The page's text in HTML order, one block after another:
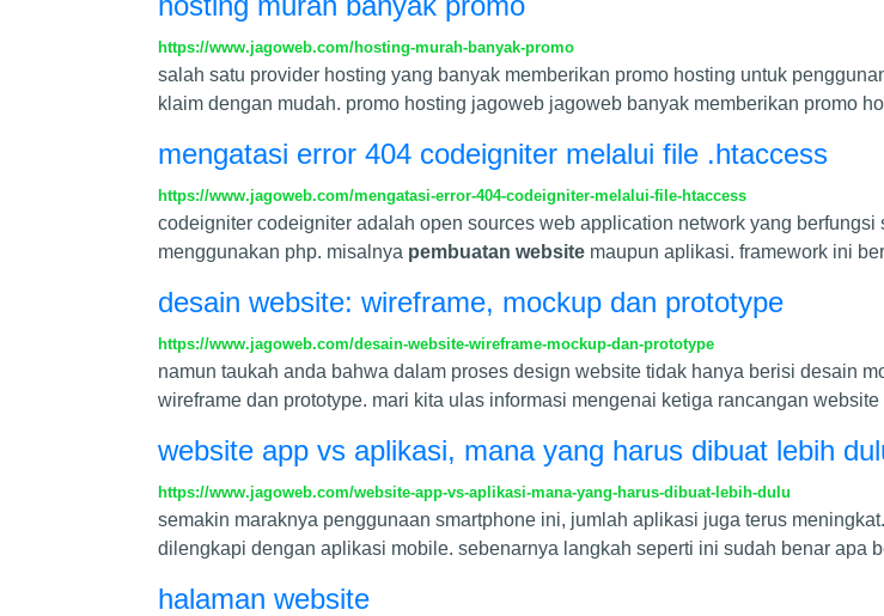
https://www.jagoweb.com/hosting-murah-banyak-promo
salah satu provider hosting yang banyak memberikan promo hosting untuk
klaim dengan mudah. promo hosting jagoweb jagoweb banyak memberikan promo
mengatasi error 404 codeigniter melalui file .htaccess
https://www.jagoweb.com/mengatasi-error-404-codeigniter-melalui-file-htaccess
codeigniter codeigniter adalah open sources web application network yang
menggunakan php. misalnya pembuatan website maupun aplikasi. framework ini
desain website: wireframe, mockup dan prototype
https://www.jagoweb.com/desain-website-wireframe-mockup-dan-prototype
namun taukah anda bahwa dalam proses design website tidak hanya berisi desain
wireframe dan prototype. mari kita ulas informasi mengenai ketiga rancangan
website app vs aplikasi, mana yang harus dibuat lebih
https://www.jagoweb.com/website-app-vs-aplikasi-mana-yang-harus-dibuat-lebih-dulu
semakin maraknya penggunaan smartphone ini, jumlah aplikasi juga terus
dilengkapi dengan aplikasi mobile. sebenarnya langkah seperti ini sudah benar apa
halaman website